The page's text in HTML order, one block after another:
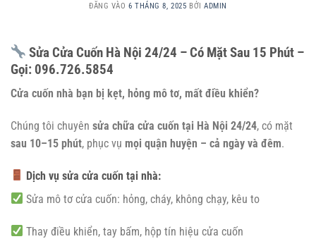
ĐĂNG VÀO 6 THÁNG 8, 2025 BỞIADMIN
Sửa Cửa Cuốn Hà Nội 24/24 – Có Mặt Sau 15 Phút –
Gọi: 096.726.5854
Cửa cuốn nhà bạn bị kẹt, hỏng mô tơ, mất điều khiển?
Chúng tôi chuyên sửa chữa cửa cuốn tại Hà Nội 24/24, có mặt
sau 10–15 phút, phục vụ mọi quận huyện – cả ngày và đêm.
Dịch vụ sửa cửa cuốn tại nhà:
Sửa mô tơ cửa cuốn: hỏng, cháy, không chạy, kêu to
Thay điều khiển, tay bấm, hộp tín hiệu cửa cuốn